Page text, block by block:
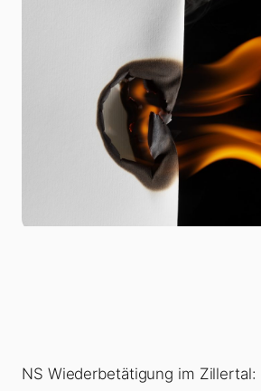
NS Wiederbetätigung im Zillertal: